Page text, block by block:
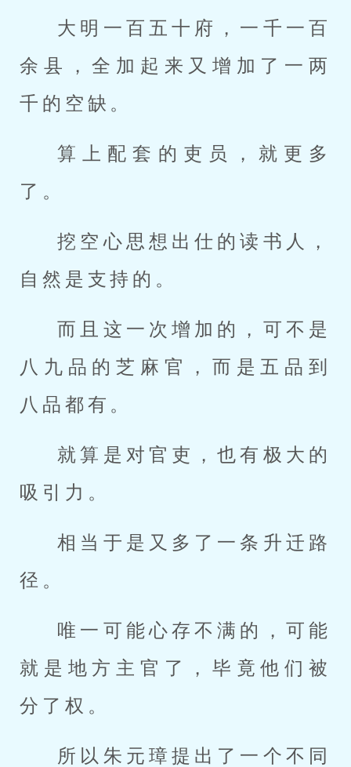
大明一百五十府，一千一百
余县，全加起来又增加了一两
千的空缺。
算上配套的吏员，就更多
了。
挖空心思想出仕的读书人，
自然是支持的。
而且这一次增加的，可不是
八九品的芝麻官，而是五品到
八品都有。
就算是对官吏，也有极大的
吸引力。
相当于是又多了一条升迁路
径。
唯一可能心存不满的，可能
就是地方主官了，毕竟他们被
分了权。
所以朱元璋提出了一个不同